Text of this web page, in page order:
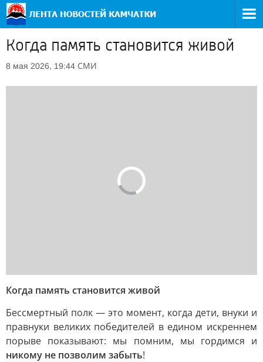
Когда память становится живой
8 мая 2026, 19:44 СМИ
Когда память становится живой
Бессмертный полк — это момент, когда дети, внуки и
правнуки великих победителей в едином искреннем
порыве показывают: мы помним, мы гордимся и
никому не позволим забыть!